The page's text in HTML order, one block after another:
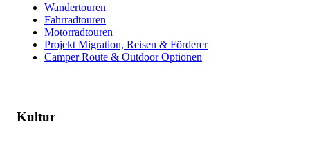
Wandertouren
Fahrradtouren
Motorradtouren
Projekt Migration, Reisen & Förderer
Camper Route & Outdoor Optionen
Kultur